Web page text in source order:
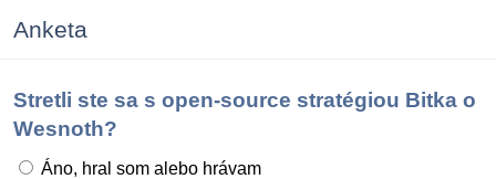
Anketa
Stretli ste sa s open-source stratégiou Bitka o
Wesnoth?
Áno, hral som alebo hrávam